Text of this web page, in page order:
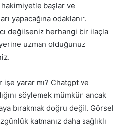
başlar ve
yapacağına odaklanır.
değilseniz herhangi bir ilaçla
uzman olduğunuz
işe yarar mı? Chatgpt ve
söylemek mümkün ancak
bırakmak doğru değil. Görsel
katmanız daha sağlıklı